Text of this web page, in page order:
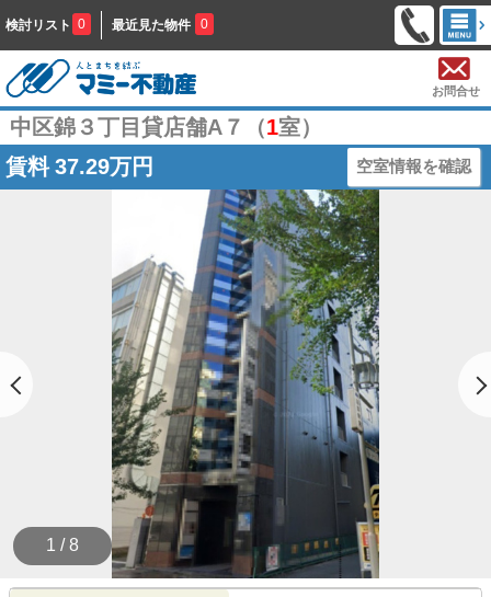
検討リスト 0 最近見た物件 0
お問合せ
中区錦３丁目貸店舗A７（1室）
賃料 37.29万円 空室情報を確認
1 / 8